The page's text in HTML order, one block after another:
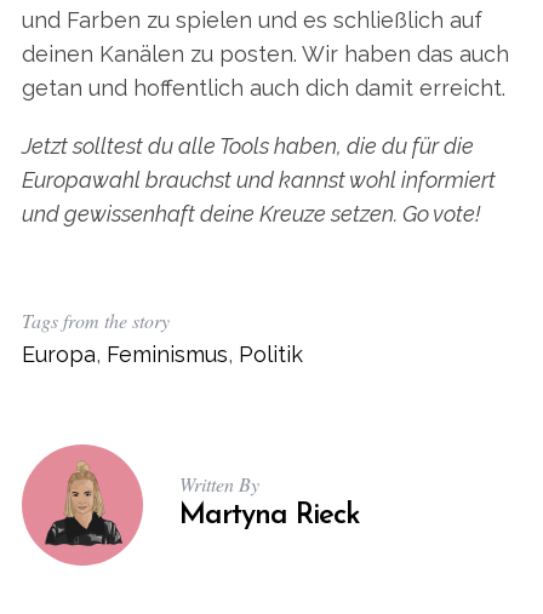
und Farben zu spielen und es schließlich auf
deinen Kanälen zu posten. Wir haben das auch
getan und hoffentlich auch dich damit erreicht.
Jetzt solltest du alle Tools haben, die du für die
Europawahl brauchst und kannst wohl informiert
und gewissenhaft deine Kreuze setzen. Go vote!
Tags from the story
Europa, Feminismus, Politik
Written By
Martyna Rieck